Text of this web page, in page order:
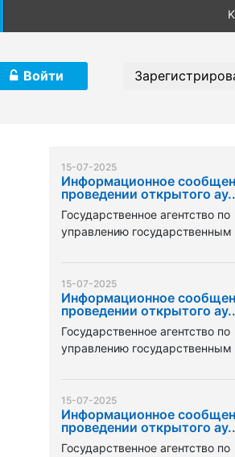
Войти
15-07-2025
Информационное
проведении открытого
Государственное агентство по
управлению государственным
15-07-2025
Информационное
проведении открытого
Государственное агентство по
управлению государственным
15-07-2025
Информационное
проведении открытого
Государственное агентство по